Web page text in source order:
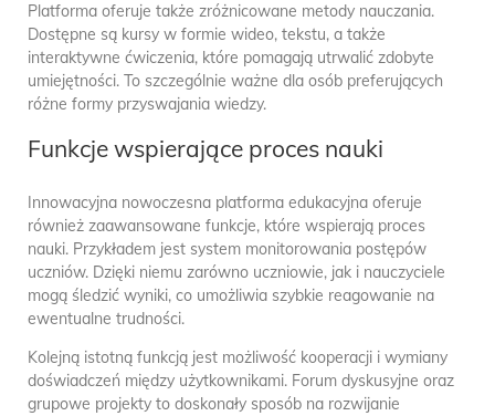
Platforma oferuje także zróżnicowane metody nauczania.
Dostępne są kursy w formie wideo, tekstu, a także
interaktywne ćwiczenia, które pomagają utrwalić zdobyte
umiejętności. To szczególnie ważne dla osób preferujących
różne formy przyswajania wiedzy.
Funkcje wspierające proces nauki
Innowacyjna nowoczesna platforma edukacyjna oferuje
również zaawansowane funkcje, które wspierają proces
nauki. Przykładem jest system monitorowania postępów
uczniów. Dzięki niemu zarówno uczniowie, jak i nauczyciele
mogą śledzić wyniki, co umożliwia szybkie reagowanie na
ewentualne trudności.
Kolejną istotną funkcją jest możliwość kooperacji i wymiany
doświadczeń między użytkownikami. Forum dyskusyjne oraz
grupowe projekty to doskonały sposób na rozwijanie